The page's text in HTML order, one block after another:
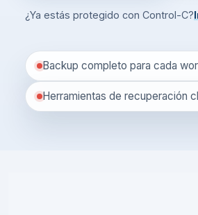
¿Ya estás protegido con Control-C?
Backup completo para cada
Herramientas de recuperación
¿Ya tienes cuenta?